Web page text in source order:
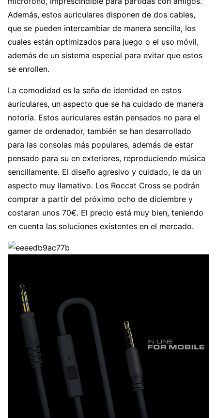
Además, estos auriculares disponen de dos cables,
que se pueden intercambiar de manera sencilla, los
cuales están optimizados para juego o el uso móvil,
además de un sistema especial para evitar que estos
se enrollen.
La comodidad es la seña de identidad en estos
auriculares, un aspecto que se ha cuidado de manera
notoria. Estos auriculares están pensados no para el
gamer de ordenador, también se han desarrollado
para las consolas más populares, además de estar
pensado para su en exteriores, reproduciendo música
sencillamente. El diseño agresivo y cuidado, le da un
aspecto muy llamativo. Los Roccat Cross se podrán
comprar a partir del próximo ocho de diciembre y
costaran unos 70€. El precio está muy bien, teniendo
en cuenta las soluciones existentes en el mercado.